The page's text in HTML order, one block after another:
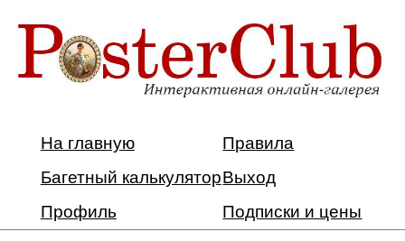
На главную
Правила
Багетный калькуляторВыход
Профиль
Подписки и цены